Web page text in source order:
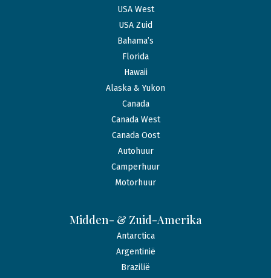
USA West
USA Zuid
Bahama’s
Florida
Hawaii
Alaska & Yukon
Canada
Canada West
Canada Oost
Autohuur
Camperhuur
Motorhuur
Midden- & Zuid-Amerika
Antarctica
Argentinië
Brazilië